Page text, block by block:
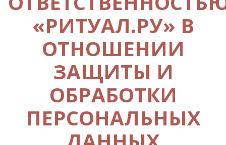
«РИТУАЛ.РУ» В
ОТНОШЕНИИ
ЗАЩИТЫ И
ОБРАБОТКИ
ПЕРСОНАЛЬНЫХ